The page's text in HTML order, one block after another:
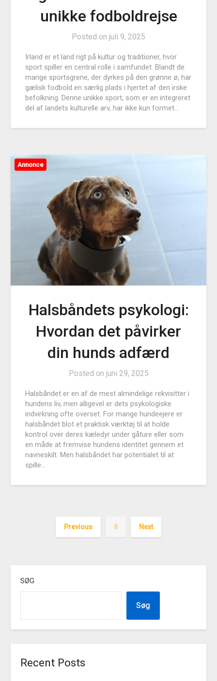
unikke fodboldrejse
Posted on juli 9, 2025
Irland er et land rigt på kultur og traditioner, hvor
sport spiller en central rolle i samfundet. Blandt de
mange sportsgrene, der dyrkes på den grønne ø, har
gælisk fodbold en særlig plads i hjertet af den irske
befolkning. Denne unikke sport, som er en integreret
del af landets kulturelle arv, har ikke kun formet…
Annonce
Halsbåndets psykologi:
Hvordan det påvirker
din hunds adfærd
Posted on juni 29, 2025
Halsbåndet er en af de mest almindelige rekvisitter i
hundens liv, men alligevel er dets psykologiske
indvirkning ofte overset. For mange hundeejere er
halsbåndet blot et praktisk værktøj til at holde
kontrol over deres kæledyr under gåture eller som
en måde at fremvise hundens identitet gennem et
navneskilt. Men halsbåndet har potentialet til at
spille…
Previous 6 Next
SØG
Søg
Recent Posts